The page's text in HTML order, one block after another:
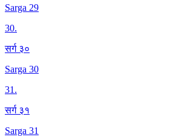
Sarga 29
30.
सर्ग ३०
Sarga 30
31.
सर्ग ३१
Sarga 31